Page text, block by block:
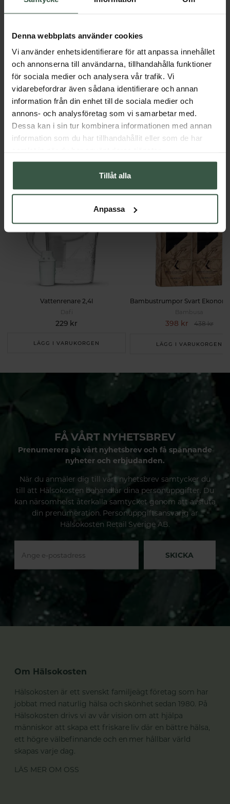
Denna webbplats använder cookies
Vi använder enhetsidentifierare för att anpassa innehållet
och annonserna till användarna, tillhandahålla funktioner
för sociala medier och analysera vår trafik. Vi
vidarebefordrar även sådana identifierare och annan
information från din enhet till de sociala medier och
annons- och analysföretag som vi samarbetar med.
Dessa kan i sin tur kombinera informationen med annan
information som du har tillhandahållit eller som de har
Tillåt alla
Anpassa
Linstyp: Gultonade
Båge: Lättviktspolykarbonat
Linser: CR-39
CE-märkt? Ja.
Innehåll
Andra köpte också
Vattenrenare 2,4l
229 kr
LÄGG I VARUKORGEN
398 kr 438 kr
LÄGG I VARUKORGEN
FÅ VÅRT NYHETSBREV
Prenumerera på vårt nyhetsbrev och få spännande
nyheter och erbjudanden.
När du anmäler dig till vårt nyhetsbrev samtycker du
till att Hälsokosten behandlar dina personuppgifter. Du
kan närsomhelst återkalla samtycket genom att avsluta
din prenumeration. Personuppgiftsansvarig är
Hälsokosten Retail Sverige AB.
SKICKA
Om Hälsokosten
Hälsokosten är ett svenskt familjeägt företag som har
jobbat med naturlig hälsa och skönhet sedan 1980. På
Hälsokosten drivs vi av vår vision om att hjälpa
människor att skapa ett friskare liv där en bättre hälsa,
ett högre välbefinnande och en mer hållbar värld
skapas varje dag.
LÄS MER OM OSS